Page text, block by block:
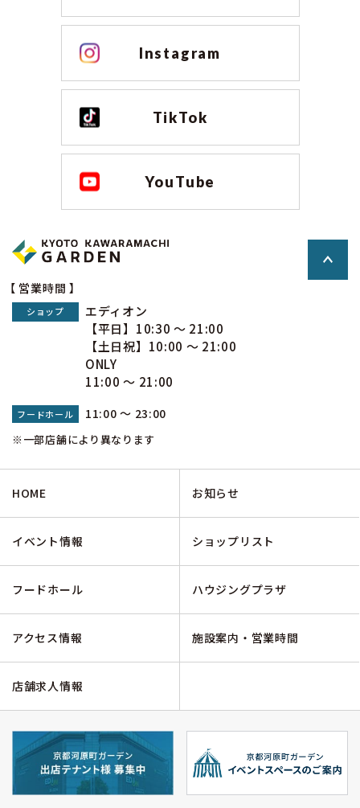
Instagram
TikTok
YouTube
【 営業時間 】
ショップ
エディオン
【平日】10:30 ～ 21:00
【土日祝】10:00 ～ 21:00
ONLY
11:00 ～ 21:00
フードホール 11:00 ～ 23:00
※一部店舗により異なります
HOME お知らせ
イベント情報 ショップリスト
フードホール ハウジングプラザ
アクセス情報 施設案内・営業時間
店舗求人情報